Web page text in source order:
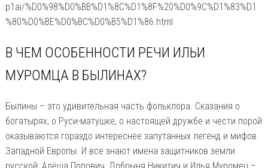
p1ai/%D0%98%D0%BB%D1%8C%D1%8F%20%D0%9C%D1%83%D1
%80%D0%BE%D0%BC%D0%B5%D1%86.html
В ЧЕМ ОСОБЕННОСТИ РЕЧИ ИЛЬИ
МУРОМЦА В БЫЛИНАХ?
Былины – это удивительная часть фольклора. Сказания о
богатырях, о Руси-матушке, о настоящей дружбе и чести порой
оказываются гораздо интереснее запутанных легенд и мифов
Западной Европы. И все знают имена защитников земли
русской: Алёша Попович, Добрыня Никитич и Илья Муромец –